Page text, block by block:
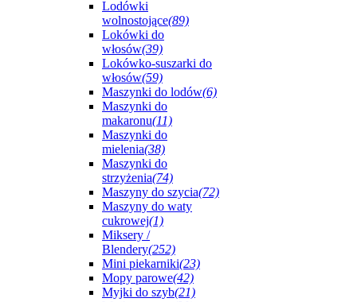
Lodówki
wolnostojące(89)
Lokówki do
włosów(39)
Lokówko-suszarki do
włosów(59)
Maszynki do lodów(6)
Maszynki do
makaronu(11)
Maszynki do
mielenia(38)
Maszynki do
strzyżenia(74)
Maszyny do szycia(72)
Maszyny do waty
cukrowej(1)
Miksery /
Blendery(252)
Mini piekarniki(23)
Mopy parowe(42)
Myjki do szyb(21)